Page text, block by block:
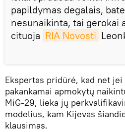
papildymas degalais,
nesunaikinta, tai gerokai
cituoja RIA Novosti
Ekspertas pridūrė, kad net
pakankamai apmokytų
MiG-29, lieka jų
modelius, kam Kijevas
klausimas.